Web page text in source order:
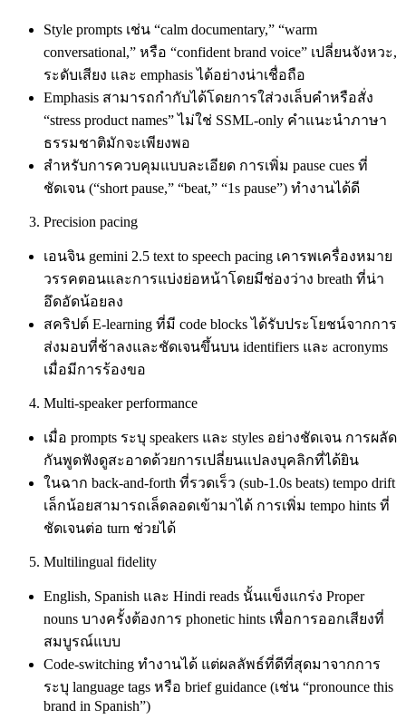
Style prompts เช่น “calm documentary,” “warm
conversational,” หรือ “confident brand voice” เปลี่ยนจังหวะ,
ระดับเสียง และ emphasis ได้อย่างน่าเชื่อถือ
Emphasis สามารถกำกับได้โดยการใส่วงเล็บคำหรือสั่ง
“stress product names” ไม่ใช่ SSML-only คำแนะนำภาษา
ธรรมชาติมักจะเพียงพอ
สำหรับการควบคุมแบบละเอียด การเพิ่ม pause cues ที่
ชัดเจน (“short pause,” “beat,” “1s pause”) ทำงานได้ดี
Precision pacing
เอนจิน gemini 2.5 text to speech pacing เคารพเครื่องหมาย
วรรคตอนและการแบ่งย่อหน้าโดยมีช่องว่าง breath ที่น่า
อึดอัดน้อยลง
สคริปต์ E‑learning ที่มี code blocks ได้รับประโยชน์จากการ
ส่งมอบที่ช้าลงและชัดเจนขึ้นบน identifiers และ acronyms
เมื่อมีการร้องขอ
Multi‑speaker performance
เมื่อ prompts ระบุ speakers และ styles อย่างชัดเจน การผลัด
กันพูดฟังดูสะอาดด้วยการเปลี่ยนแปลงบุคลิกที่ได้ยิน
ในฉาก back‑and‑forth ที่รวดเร็ว (sub‑1.0s beats) tempo drift
เล็กน้อยสามารถเล็ดลอดเข้ามาได้ การเพิ่ม tempo hints ที่
ชัดเจนต่อ turn ช่วยได้
Multilingual fidelity
English, Spanish และ Hindi reads นั้นแข็งแกร่ง Proper
nouns บางครั้งต้องการ phonetic hints เพื่อการออกเสียงที่
สมบูรณ์แบบ
Code‑switching ทำงานได้ แต่ผลลัพธ์ที่ดีที่สุดมาจากการ
ระบุ language tags หรือ brief guidance (เช่น “pronounce this
brand in Spanish”)